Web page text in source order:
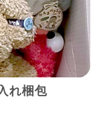
れ梱包